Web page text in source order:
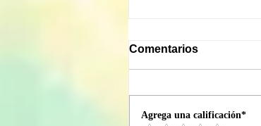
Comentarios
Agrega una calificación*